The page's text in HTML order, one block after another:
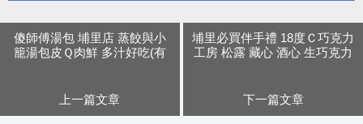
傻師傅湯包 埔里店 蒸餃與小
籠湯包皮Ｑ肉鮮 多汁好吃(有
上一篇文章
埔里必買伴手禮 18度Ｃ巧克力
工房 松露 藏心 酒心 生巧克力
下一篇文章